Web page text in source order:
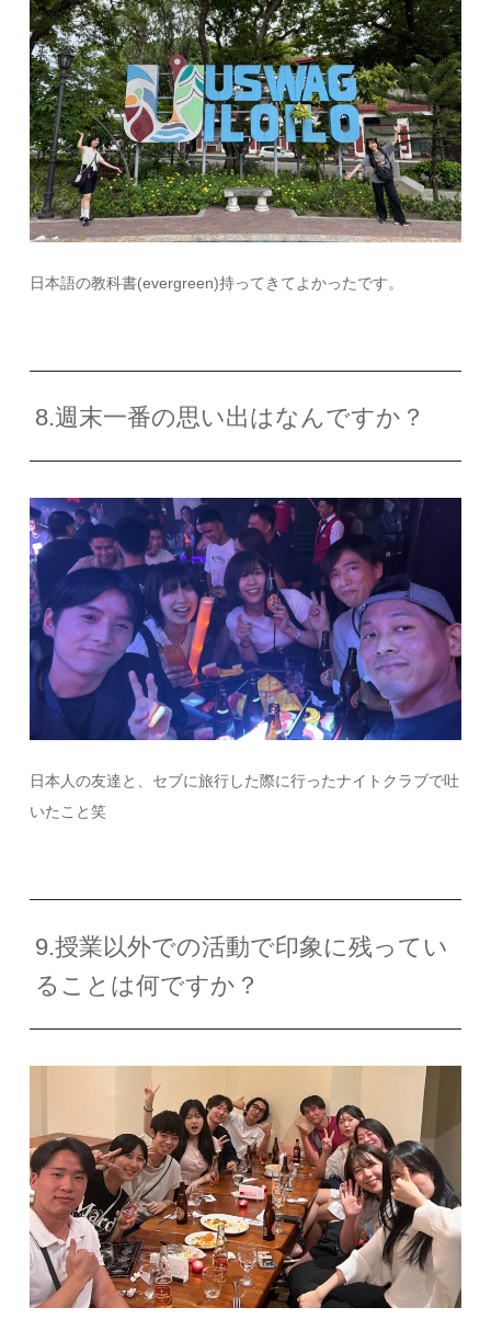
日本語の教科書(evergreen)持ってきてよかったです。
8.週末一番の思い出はなんですか？
日本人の友達と、セブに旅行した際に行ったナイトクラブで吐
いたこと笑
9.授業以外での活動で印象に残ってい
ることは何ですか？